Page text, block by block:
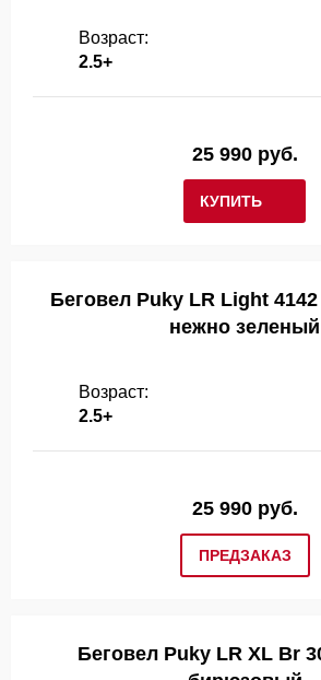
Возраст:
2.5+
КУПИТЬ
25 990 руб.
Беговел Puky LR Light
нежно зеленый
Возраст:
2.5+
ПРЕДЗАКАЗ
25 990 руб.
Беговел Puky LR XL Br